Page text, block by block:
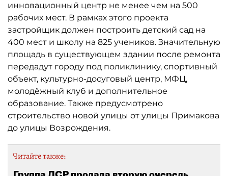
инновационный центр не менее чем на 500
рабочих мест. В рамках этого проекта
застройщик должен построить детский сад на
400 мест и школу на 825 учеников. Значительную
площадь в существующем здании после ремонта
передадут городу под поликлинику, спортивный
объект, культурно-досуговый центр, МФЦ,
молодёжный клуб и дополнительное
образование. Также предусмотрено
строительство новой улицы от улицы Примакова
до улицы Возрождения.
Читайте также: